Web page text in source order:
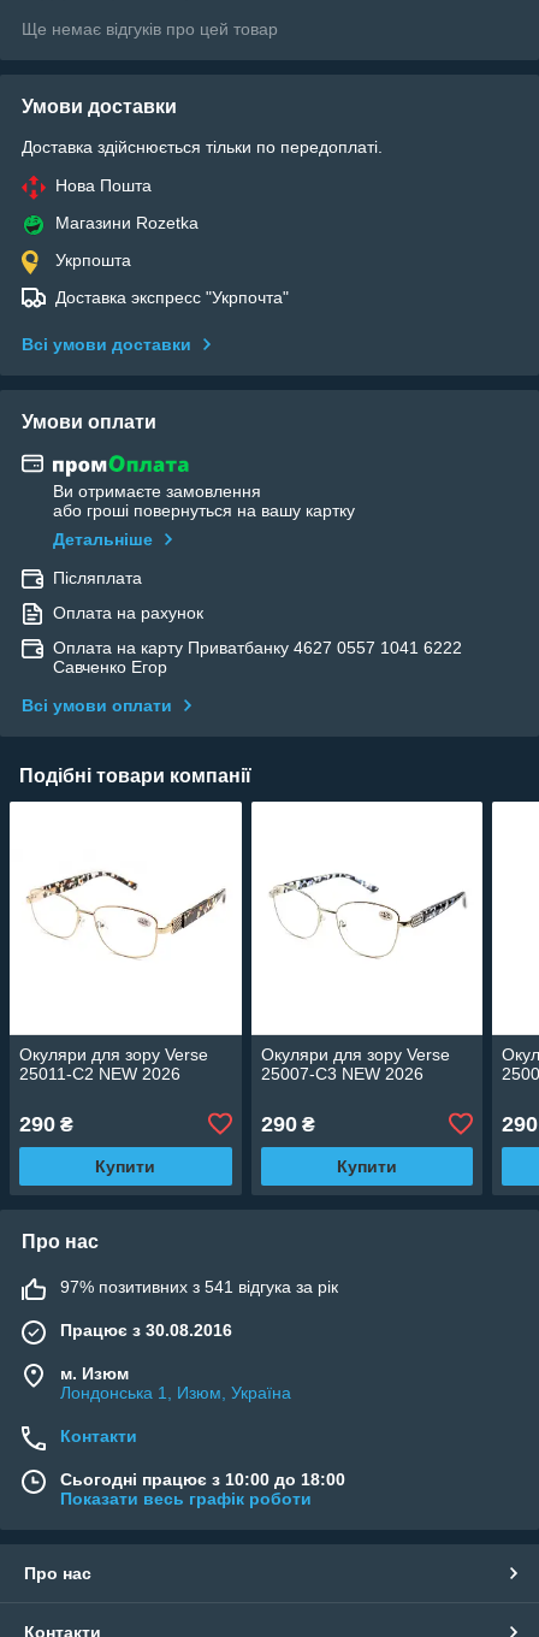
Ще немає відгуків про цей товар
Умови доставки
Доставка здійснюється тільки по передоплаті.
Нова Пошта
Магазини Rozetka
Укрпошта
Доставка экспресс "Укрпочта"
Всі умови доставки
Умови оплати
Ви отримаєте замовлення
або гроші повернуться на вашу картку
Детальніше
Післяплата
Оплата на рахунок
Оплата на карту Приватбанку 4627 0557 1041 6222
Савченко Егор
Всі умови оплати
Подібні товари компанії
Окуляри для зору Verse
25011-C2 NEW 2026
290 ₴
Купити
Окуляри для зору Verse
25007-C3 NEW 2026
290₴
Купити
290
Про нас
97% позитивних з 541 відгука за рік
Працює з 30.08.2016
м. Изюм
Лондонська 1, Изюм, Україна
Контакти
Сьогодні працює з 10:00 до 18:00
Показати весь графік роботи
Про нас
Контакти